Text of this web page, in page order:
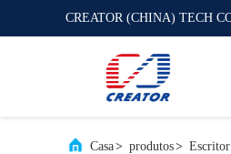
CREATOR (CHINA) TECH
Casa> produtos>